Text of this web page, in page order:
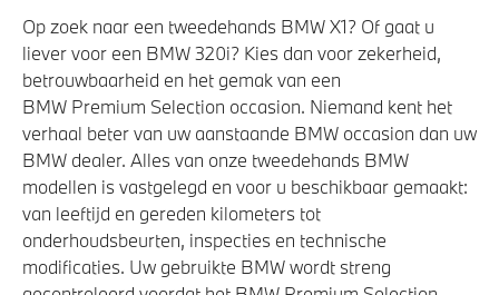
Op zoek naar een tweedehands BMW X1? Of gaat u
liever voor een BMW 320i? Kies dan voor zekerheid,
betrouwbaarheid en het gemak van een
BMW Premium Selection occasion. Niemand kent het
verhaal beter van uw aanstaande BMW occasion dan uw
BMW dealer. Alles van onze tweedehands BMW
modellen is vastgelegd en voor u beschikbaar gemaakt:
van leeftijd en gereden kilometers tot
onderhoudsbeurten, inspecties en technische
modificaties. Uw gebruikte BMW wordt streng